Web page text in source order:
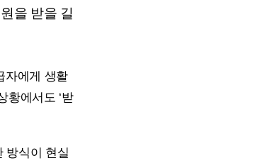
을 받을 길
자에게 생활
황에서도 ‘받
방식이 현실